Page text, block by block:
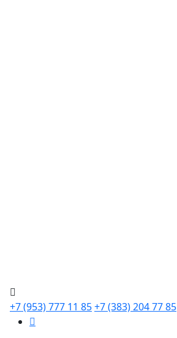
+7 (953) 777 11 85+7 (383) 204 77 85